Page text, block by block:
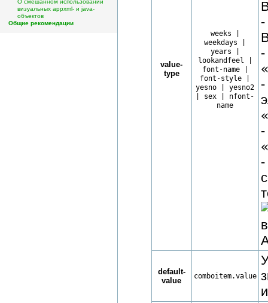
О смешанном использовании
визуальных appxml- и java-
объектов
Общие рекомендации
value-
type
weeks |
weekdays |
years |
lookandfeel |
font-name |
font-style |
yesno | yesno2
| sex | nfont-
name
default-
value
comboitem.value